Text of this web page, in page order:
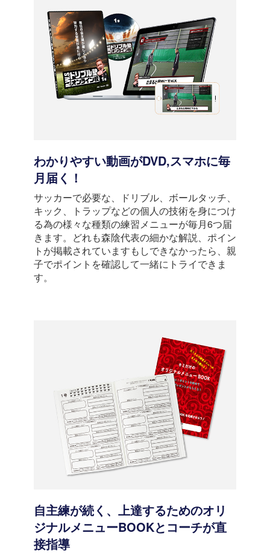
わかりやすい動画がDVD,スマホに毎
月届く！
サッカーで必要な、ドリブル、ボールタッチ、
キック、トラップなどの個人の技術を身につけ
る為の様々な種類の練習メニューが毎月6つ届
きます。どれも森陰代表の細かな解説、ポイン
トが掲載されていますもしできなかったら、親
子でポイントを確認して一緒にトライできま
す。
自主練が続く、上達するためのオリ
ジナルメニューBOOKとコーチが直
接指導